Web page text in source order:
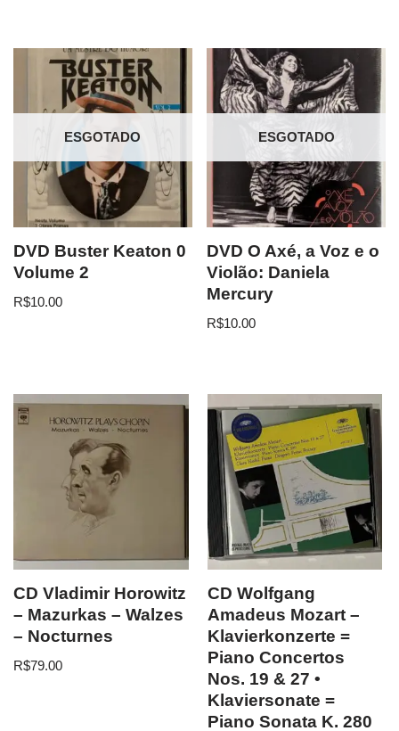
ESGOTADO
DVD Buster Keaton 0
Volume 2
R$10.00
ESGOTADO
DVD O Axé, a Voz e o
Violão: Daniela
Mercury
R$10.00
CD Vladimir Horowitz
– Mazurkas – Walzes
– Nocturnes
R$79.00
CD Wolfgang
Amadeus Mozart –
Klavierkonzerte =
Piano Concertos
Nos. 19 & 27 •
Klaviersonate =
Piano Sonata K. 280